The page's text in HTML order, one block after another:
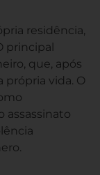
residência,
principal
que, após
própria vida. O
assassinato